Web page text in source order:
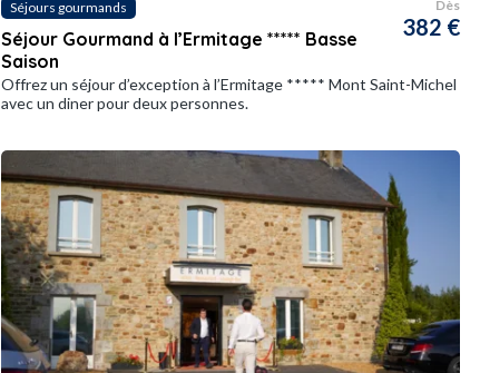
Séjours gourmands
Séjour Gourmand à l’Ermitage ***** Basse
Saison
Dès
382 €
Offrez un séjour d’exception à l’Ermitage ***** Mont Saint-Michel
avec un diner pour deux personnes.